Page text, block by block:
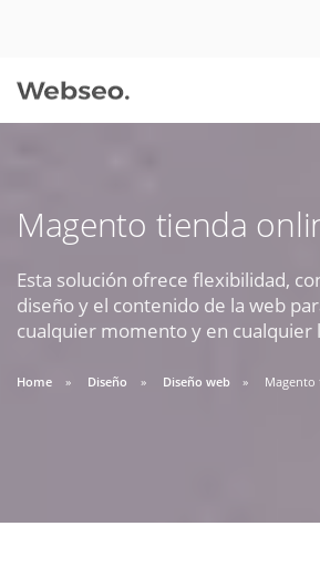
Magento tienda
Esta solución ofrece flexibilidad,
diseño y el contenido de la web
cualquier momento y en cualquier
Home Diseño Diseño web
09:30 AM A 18:30 PM
soporte@webseo.cl